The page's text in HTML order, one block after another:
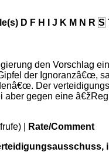
D F H J K M N R S
den Vorschlag
der Ignoranzâ€œ,
Der
aber gegen eine
|
Rate/Comment